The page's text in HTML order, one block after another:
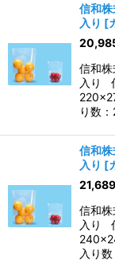
信和
入り [
信和
入り
り数
信和
入り [
21,689
信和
入り
入り